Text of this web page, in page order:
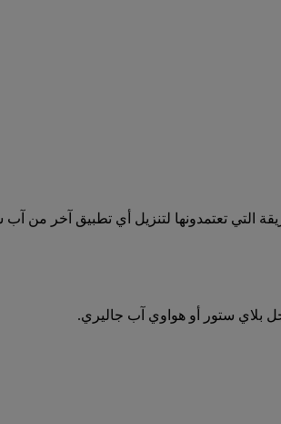
التي تعتمدونها لتنزيل أي تطبيق آخر من
بلاي ستور أو هواوي آب جاليري.